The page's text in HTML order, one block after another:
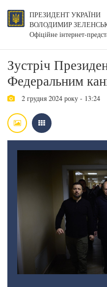
ПРЕЗИДЕНТ УКРАЇНИ
ВОЛОДИМИР
Офіційне інтернет-
Зустріч
Федеральним
2 грудня 2024 року - 13:24